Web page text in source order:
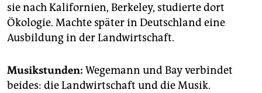
sie nach Kalifornien, Berkeley, studierte dort
Ökologie. Machte später in Deutschland eine
Ausbildung in der Landwirtschaft.
Musikstunden: Wegemann und Bay verbindet
beides: die Landwirtschaft und die Musik.